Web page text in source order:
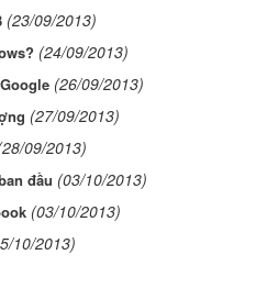
(23/09/2013)
(24/09/2013)
(26/09/2013)
(27/09/2013)
09/2013)
đầu (03/10/2013)
(03/10/2013)
10/2013)